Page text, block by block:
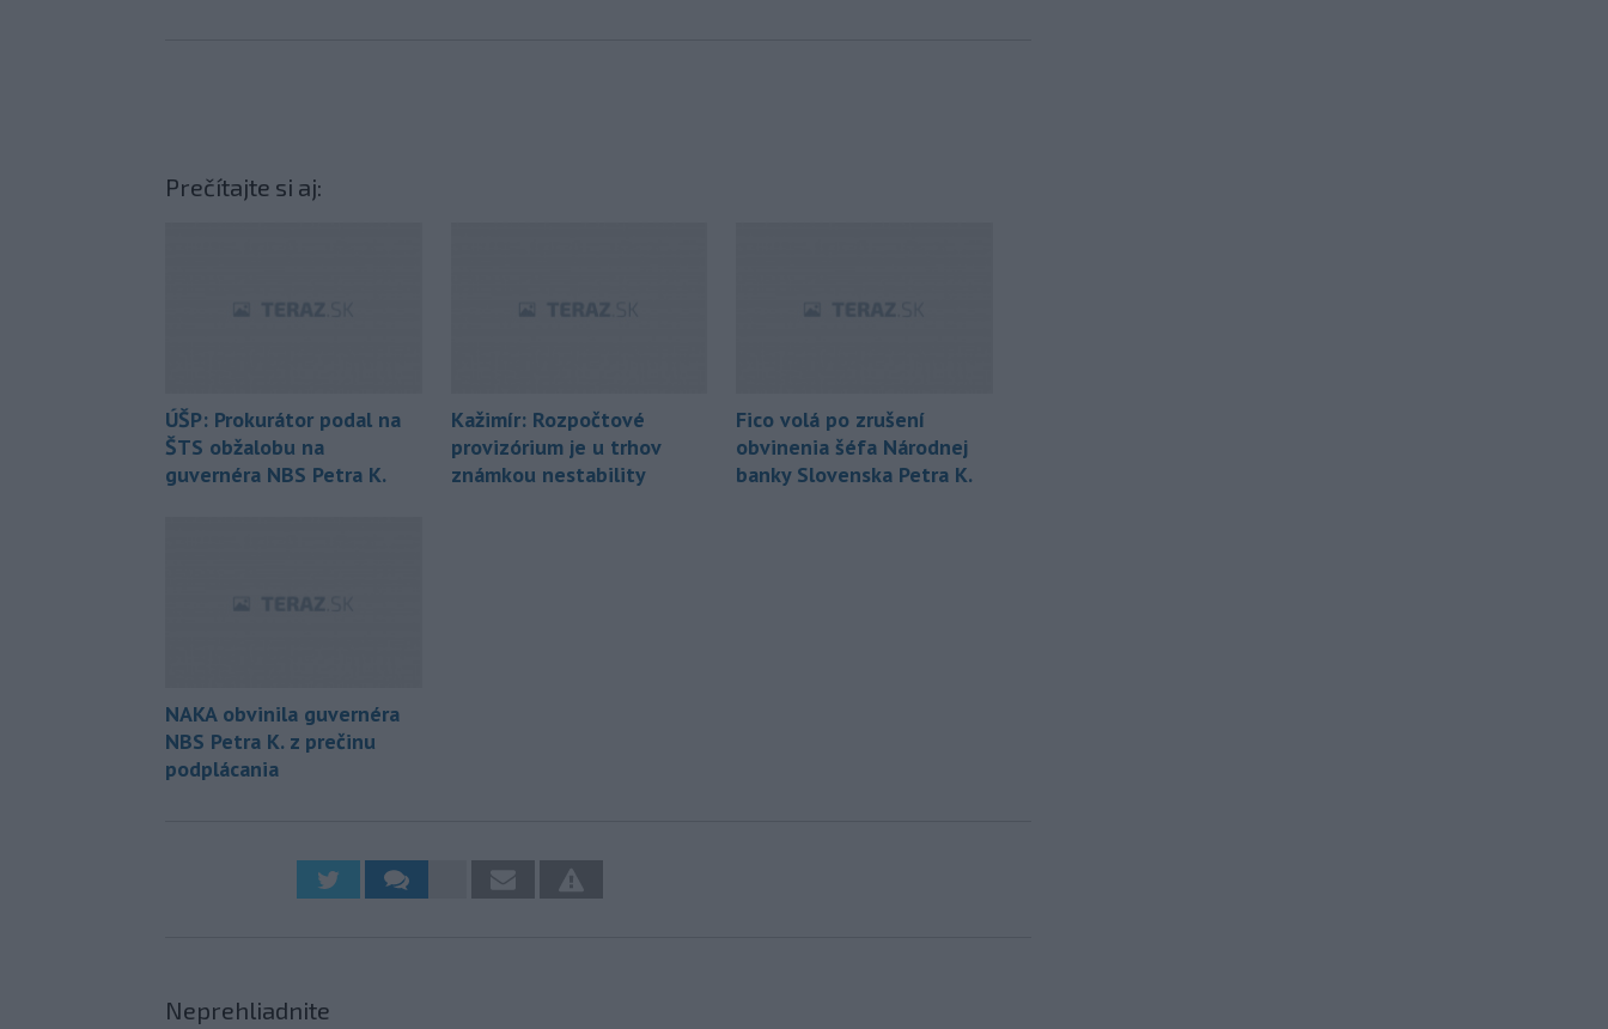
Prečítajte si aj:
ÚŠP: Prokurátor podal na
ŠTS obžalobu na
guvernéra NBS Petra K.
Kažimír: Rozpočtové
provizórium je u trhov
známkou nestability
Fico volá po zrušení
obvinenia šéfa Národnej
banky Slovenska Petra K.
NAKA obvinila guvernéra
NBS Petra K. z prečinu
podplácania
Neprehliadnite